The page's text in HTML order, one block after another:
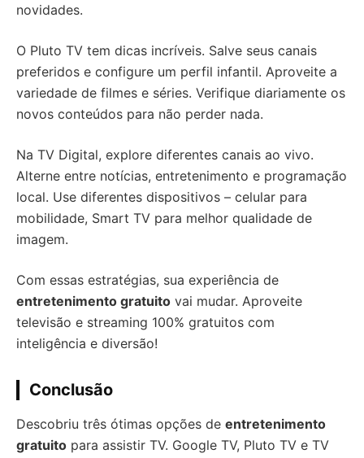
novidades.
O Pluto TV tem dicas incríveis. Salve seus canais
preferidos e configure um perfil infantil. Aproveite a
variedade de filmes e séries. Verifique diariamente os
novos conteúdos para não perder nada.
Na TV Digital, explore diferentes canais ao vivo.
Alterne entre notícias, entretenimento e programação
local. Use diferentes dispositivos – celular para
mobilidade, Smart TV para melhor qualidade de
imagem.
Com essas estratégias, sua experiência de
entretenimento gratuito vai mudar. Aproveite
televisão e streaming 100% gratuitos com
inteligência e diversão!
Conclusão
Descobriu três ótimas opções de entretenimento
gratuito para assistir TV. Google TV, Pluto TV e TV